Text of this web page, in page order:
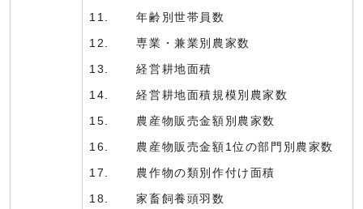
11. 年齢別世帯員数
12. 専業・兼業別農家数
13. 経営耕地面積
14. 経営耕地面積規模別農家数
15. 農産物販売金額別農家数
16. 農産物販売金額1位の部門別農家数
17. 農作物の類別作付け面積
18. 家畜飼養頭羽数